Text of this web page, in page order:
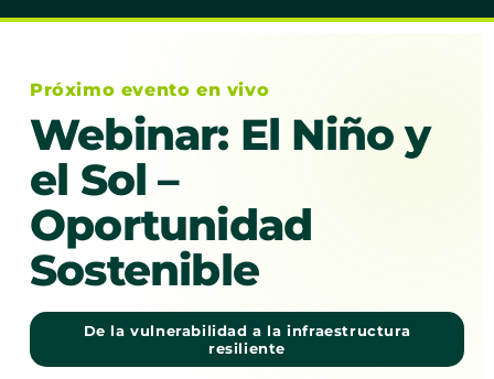
Próximo evento en vivo
Webinar: El Niño y
el Sol –
Oportunidad
Sostenible
De la vulnerabilidad a la infraestructura
resiliente